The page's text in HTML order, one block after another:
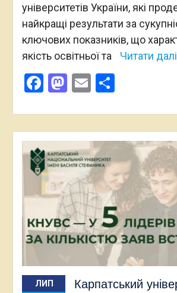
університетів України, які
найкращі результати за
ключових показників, що
якість освітньої та
Читати далі
Facebook
Mastodon
Email
ЛИП
Карпатський